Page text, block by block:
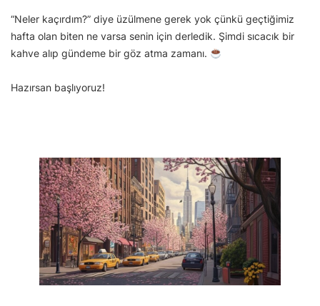
“Neler kaçırdım?” diye üzülmene gerek yok çünkü geçtiğimiz
hafta olan biten ne varsa senin için derledik. Şimdi sıcacık bir
kahve alıp gündeme bir göz atma zamanı.
Hazırsan başlıyoruz!